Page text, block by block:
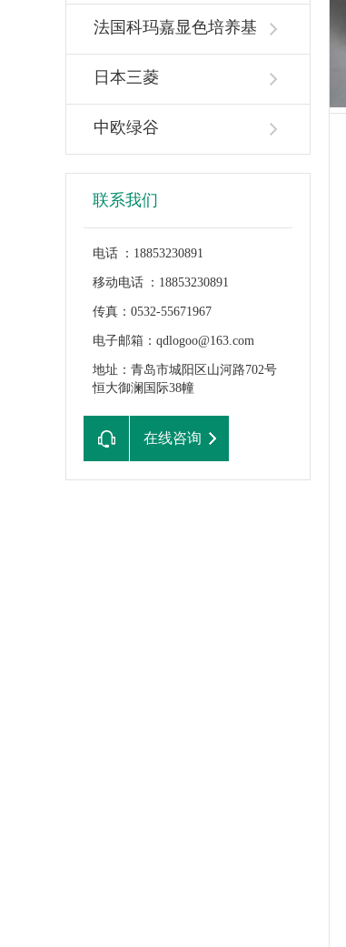
法国科玛嘉显色培养基
日本三菱
中欧绿谷
联系我们
电话 ：18853230891
移动电话 ：18853230891
传真：0532-55671967
电子邮箱：qdlogoo@163.com
地址：青岛市城阳区山河路702号
恒大御澜国际38幢
在线咨询